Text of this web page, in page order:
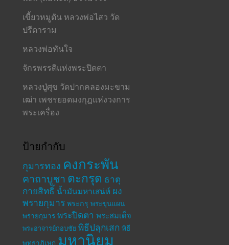
เขี้ยวหมูตัน หลวงพ่อไสว วัด
ปรีดาราม
หลวงพ่อทันใจ
จักรพรรดิแห่งพระปิดตา
หลวงปู่ศุข วัดปากคลองมะขาม
เฒ่า เพชรยอดมงกุฎแห่งวงการ
พระเครื่อง
ป้ายกำกับ
กุมารทอง คงกระพัน
คาถาบูชา ตะกรุด ธาตุ
กายสิทธิ์ น้ำมันมหาเสน่ห์ ผง
พรายกุมาร พระกรุ พระขุนแผน
พรายกุมาร พระปิดตา พระสมเด็จ
พระอาจารย์กอบชัย พิธีปลุกเสก พิธี
พุทธาภิเษก มหานิยม